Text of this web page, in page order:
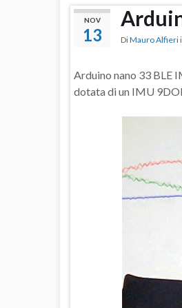
NOV
13 DiMauro Alfieri
Arduino nano 33 BLE
dotata di un IMU